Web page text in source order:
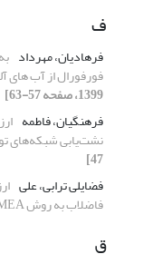
ف
فرهادیان، مهرداد
فورفورال از آب‏ های
1399، صفحه 57-63]
فرهنگیان، فاطمه
نشت‌یابی شبکه‌های
47]
فضایلی ترابی، علی
فاضلاب به روش FMEA
ق